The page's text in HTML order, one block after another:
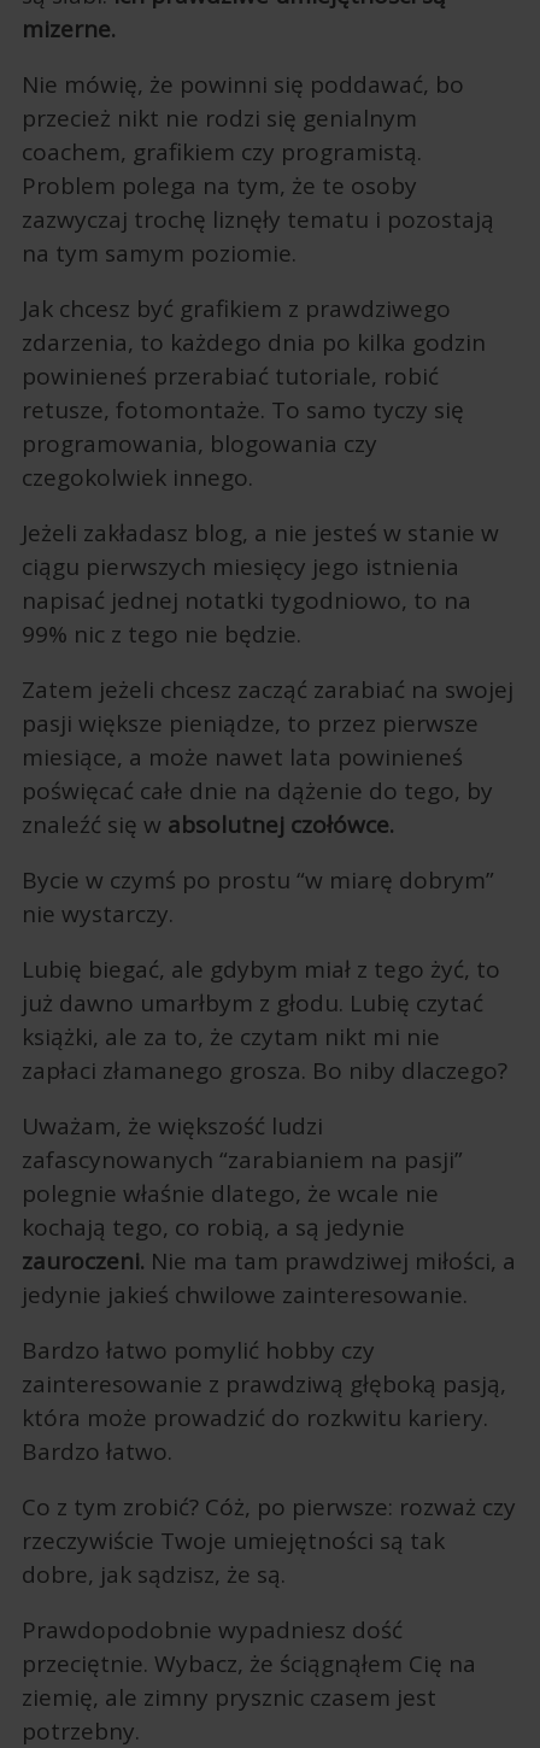
mizerne.
Nie mówię, że powinni się poddawać, bo
przecież nikt nie rodzi się genialnym
coachem, grafikiem czy programistą.
Problem polega na tym, że te osoby
zazwyczaj trochę liznęły tematu i pozostają
na tym samym poziomie.
Jak chcesz być grafikiem z prawdziwego
zdarzenia, to każdego dnia po kilka godzin
powinieneś przerabiać tutoriale, robić
retusze, fotomontaże. To samo tyczy się
programowania, blogowania czy
czegokolwiek innego.
Jeżeli zakładasz blog, a nie jesteś w stanie w
ciągu pierwszych miesięcy jego istnienia
napisać jednej notatki tygodniowo, to na
99% nic z tego nie będzie.
Zatem jeżeli chcesz zacząć zarabiać na swojej
pasji większe pieniądze, to przez pierwsze
miesiące, a może nawet lata powinieneś
poświęcać całe dnie na dążenie do tego, by
znaleźć się w absolutnej czołówce.
Bycie w czymś po prostu “w miarę dobrym”
nie wystarczy.
Lubię biegać, ale gdybym miał z tego żyć, to
już dawno umarłbym z głodu. Lubię czytać
książki, ale za to, że czytam nikt mi nie
zapłaci złamanego grosza. Bo niby dlaczego?
Uważam, że większość ludzi
zafascynowanych “zarabianiem na pasji”
polegnie właśnie dlatego, że wcale nie
kochają tego, co robią, a są jedynie
zauroczeni. Nie ma tam prawdziwej miłości, a
jedynie jakieś chwilowe zainteresowanie.
Bardzo łatwo pomylić hobby czy
zainteresowanie z prawdziwą głęboką pasją,
która może prowadzić do rozkwitu kariery.
Bardzo łatwo.
Co z tym zrobić? Cóż, po pierwsze: rozważ czy
rzeczywiście Twoje umiejętności są tak
dobre, jak sądzisz, że są.
Prawdopodobnie wypadniesz dość
przeciętnie. Wybacz, że ściągnąłem Cię na
ziemię, ale zimny prysznic czasem jest
potrzebny.